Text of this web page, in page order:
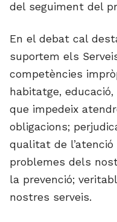
del seguiment del
En el debat cal
suportem els
competències
habitatge,
que impedeix
obligacions;
qualitat de
problemes dels
la prevenció;
nostres serveis.